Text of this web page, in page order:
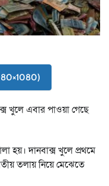
খুলে এবার পাওয়া গেছে
হয়। দানবাক্স খুলে প্রথমে
তলায় নিয়ে মেঝেতে